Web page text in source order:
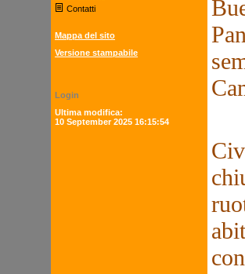
Contatti
Mappa del sito
Versione stampabile
Login
Ultima modifica:
10 September 2025 16:15:54